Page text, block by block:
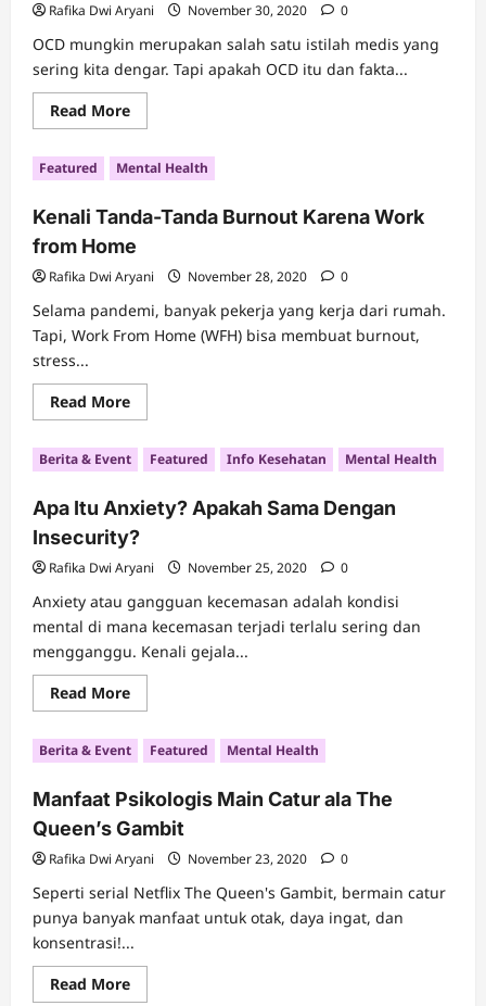
Rafika Dwi Aryani November 30, 2020 0
OCD mungkin merupakan salah satu istilah medis yang
sering kita dengar. Tapi apakah OCD itu dan fakta...
Read MoreRead
more
4
Hal
Penting
Harus
Diketahui
Tentang
Featured Mental Health
Kenali Tanda-Tanda Burnout Karena Work
from Home
Rafika Dwi Aryani November 28, 2020 0
Selama pandemi, banyak pekerja yang kerja dari rumah.
Tapi, Work From Home (WFH) bisa membuat burnout,
stress...
Read MoreRead
more
Kenali
Tanda-
Tanda
Karena
Work
from
Berita & Event Featured Info Kesehatan Mental Health
Apa Itu Anxiety? Apakah Sama Dengan
Insecurity?
Rafika Dwi Aryani November 25, 2020 0
Anxiety atau gangguan kecemasan adalah kondisi
mental di mana kecemasan terjadi terlalu sering dan
mengganggu. Kenali gejala...
Read MoreRead
more
Apa
Itu
Anxiety?
Sama
Dengan
Insecurity?
Berita & Event Featured Mental Health
Manfaat Psikologis Main Catur ala The
Queen’s Gambit
Rafika Dwi Aryani November 23, 2020 0
Seperti serial Netflix The Queen's Gambit, bermain catur
punya banyak manfaat untuk otak, daya ingat, dan
konsentrasi!...
Read MoreRead
more